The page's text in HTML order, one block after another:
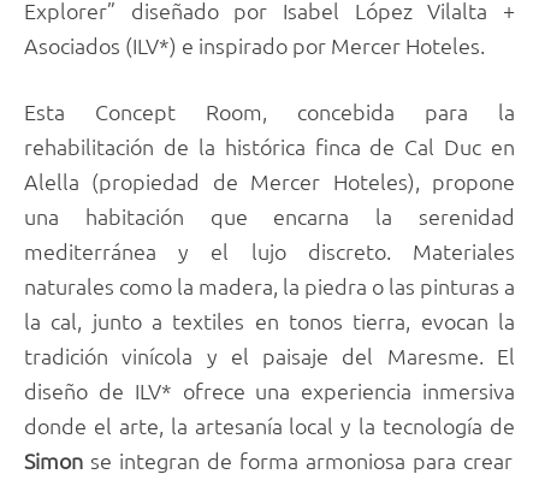
Explorer” diseñado por Isabel López Vilalta +
Asociados (ILV*) e inspirado por Mercer Hoteles.
Esta Concept Room, concebida para la
rehabilitación de la histórica finca de Cal Duc en
Alella (propiedad de Mercer Hoteles), propone
una habitación que encarna la serenidad
mediterránea y el lujo discreto. Materiales
naturales como la madera, la piedra o las pinturas a
la cal, junto a textiles en tonos tierra, evocan la
tradición vinícola y el paisaje del Maresme. El
diseño de ILV* ofrece una experiencia inmersiva
donde el arte, la artesanía local y la tecnología de
Simon se integran de forma armoniosa para crear